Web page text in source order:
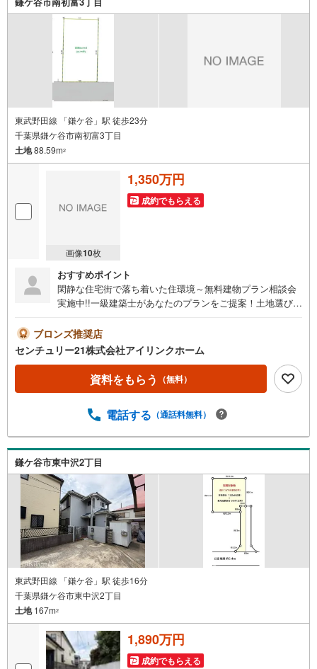
東武野田線 「鎌ケ谷」駅 徒歩23分
千葉県鎌ケ谷市南初富3丁目
土地88.59m2
画像10枚
1,350万円
成約でもらえる
おすすめポイント
閑静な住宅街で落ち着いた住環境～無料建物プラン相談会
実施中!!一級建築士があなたのプランをご提案！土地選びか
てみませんか？◆◆～住まい探しなら【アイリンクホー
ム】にお任せください～☆おすすめポイント☆・確定測量
実施済み /解体後更地渡し・建築条件無し！お好きなハウ
スメーカーさんでの建築が可能・通学に安心の小学校 徒
歩6分□■□現地内覧ツアー開催中!!□■□（※事前に必ずお問い
ッと内覧コース （30分～）・じっくり内覧コース
でのお問い合わせ無料】お日にち:時間帯のご指定が可能で
す!!平日やお仕事前・後のご内覧もお待ちしております!!ご
希望の日程、お時間をお知らせください。ご連絡を心より
お待ちしております！
ブロンズ推奨店
センチュリー21株式会社アイリンクホーム
資料をもらう （無料）
電話する （通話料無料）
鎌ケ谷市東中沢2丁目
東武野田線 「鎌ケ谷」駅 徒歩16分
千葉県鎌ケ谷市東中沢2丁目
土地167m2
1,890万円
成約でもらえる